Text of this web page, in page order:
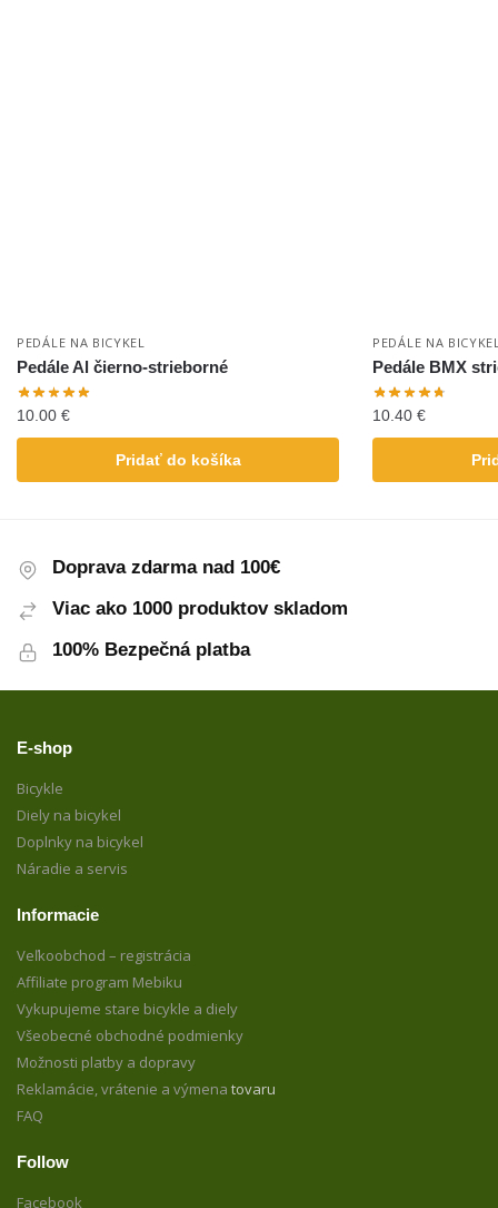
PEDÁLE NA BICYKEL
Pedále Al čierno-strieborné
10.00 €
Pridať do košíka
PEDÁLE NA
Pedále BMX
10.40 €
Doprava zdarma nad 100€
Viac ako 1000 produktov skladom
100% Bezpečná platba
E-shop
Bicykle
Diely na bicykel
Doplnky na bicykel
Náradie a servis
Informacie
Veľkoobchod – registrácia
Affiliate program Mebiku
Vykupujeme stare bicykle a diely
Všeobecné obchodné podmienky
Možnosti platby a dopravy
Reklamácie, vrátenie a výmena tovaru
FAQ
Follow
Facebook